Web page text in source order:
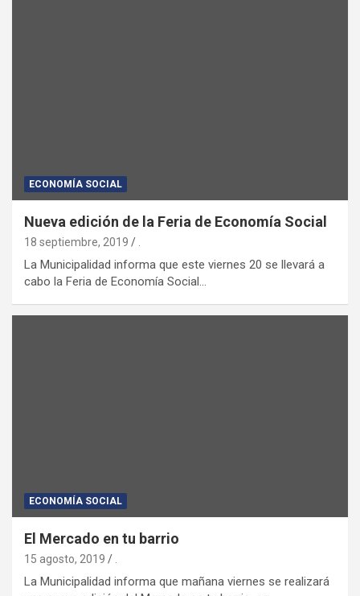
ECONOMÍA SOCIAL
Nueva edición de la Feria de Economía Social
18 septiembre, 2019
La Municipalidad informa que este viernes 20 se llevará a
cabo la Feria de Economía Social…
ECONOMÍA SOCIAL
El Mercado en tu barrio
15 agosto, 2019
La Municipalidad informa que mañana viernes se realizará